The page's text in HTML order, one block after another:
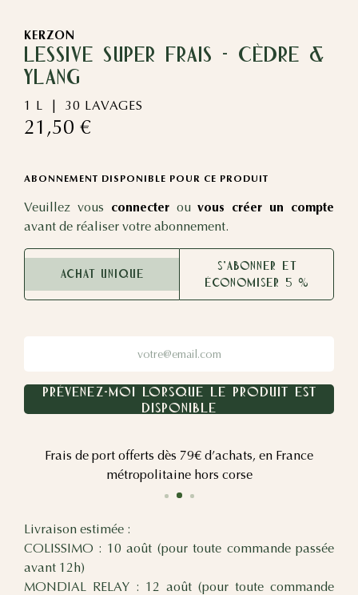
KERZON
LESSIVE SUPER FRAIS - Cèdre &
Ylang
1 L 30 LAVAGES
21,50 €
ABONNEMENT DISPONIBLE POUR CE PRODUIT
Veuillez vous connecterouvous créer un compte
avant de réaliser votre abonnement.
Achat unique
S'abonner et
économiser 5 %
PRÉVENEZ-MOI LORSQUE LE PRODUIT EST
DISPONIBLE
Frais de port offerts dès 79€ d’achats, en France
métropolitaine hors corse
Livraison estimée :
COLISSIMO : 10 août (pour toute commande passée
avant 12h)
MONDIAL RELAY : 12 août (pour toute commande